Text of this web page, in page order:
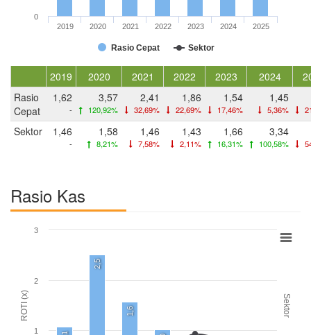
Rasio Cepat Sektor
2019 2020 2021 2022 2023 2024 2025
0
2019 2020 2021 2022 2023 2024
Rasio
Cepat
1,62
-
3,57
120,92%
2,41
32,69%
1,86
22,69%
1,54
17,46%
1,45
5,36%
Sektor 1,46
-
1,58
8,21%
1,46
7,58%
1,43
2,11%
1,66
16,31%
3,34
100,58%
Rasio Kas
ROTI (x) Sektor
2,5
1,6
1
2
3